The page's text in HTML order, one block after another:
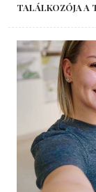
TALÁLKOZÓJA A